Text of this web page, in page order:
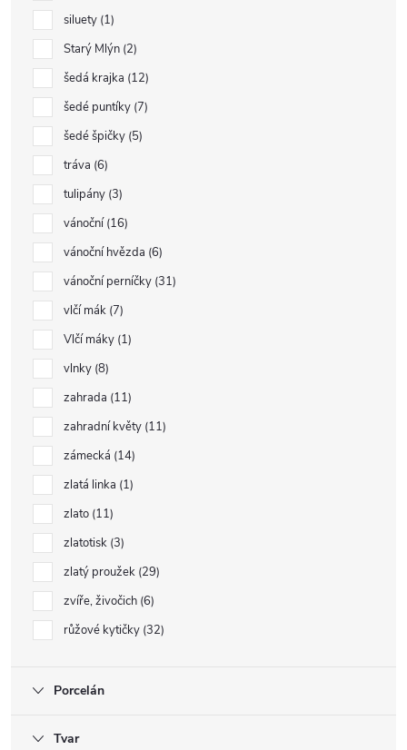
siluety 1
Starý Mlýn 2
šedá krajka 12
šedé puntíky 7
šedé špičky 5
tráva 6
tulipány 3
vánoční 16
vánoční hvězda 6
vánoční perníčky 31
vlčí mák 7
Vlčí máky 1
vlnky 8
zahrada 11
zahradní květy 11
zámecká 14
zlatá linka 1
zlato 11
zlatotisk 3
zlatý proužek 29
zvíře, živočich 6
růžové kytičky 32
Porcelán
Tvar